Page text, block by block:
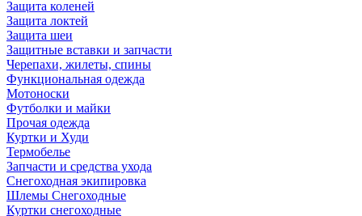
Защита коленей
Защита локтей
Защита шеи
Защитные вставки и запчасти
Черепахи, жилеты, спины
Функциональная одежда
Мотоноски
Футболки и майки
Прочая одежда
Куртки и Худи
Термобелье
Запчасти и средства ухода
Снегоходная экипировка
Шлемы Снегоходные
Куртки снегоходные